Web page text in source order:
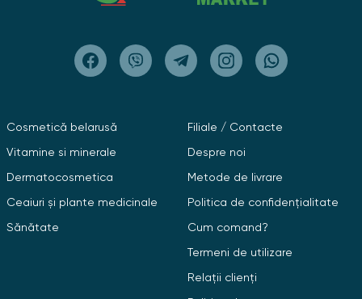
Cosmetică belarusă
Vitamine si minerale
Dermatocosmetica
Ceaiuri și plante medicinale
Sănătate
Filiale / Contacte
Despre noi
Metode de livrare
Politica de confidențialitate
Cum comand?
Termeni de utilizare
Relații clienți